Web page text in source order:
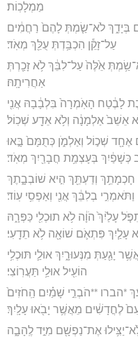
מַמְלָכֽוֹת׃
בְּיָדֵ֑ךְ לֹא־שַׂ֤מְתְּ לָהֶם֙ רַחֲמִ֔ים
עַל־זָקֵ֕ן הִכְבַּ֥דְתְּ עֻלֵּ֖ךְ מְאֹֽד׃
אֵ֙לֶּה֙ עַל־לִבֵּ֔ךְ לֹ֥א זָכַ֖רְתְּ
אַחֲרִיתָֽהּ׃
לָבֶ֔טַח הָאֹֽמְרָה֙ בִּלְבָ֔בָהּ אֲנִ֖י
אֵשֵׁב֙ אַלְמָנָ֔ה וְלֹ֥א אֵדַ֖ע שְׁכֽוֹל׃
אֶחָ֖ד שְׁכ֣וֹל וְאַלְמֹ֑ן כְּתֻמָּם֙ בָּ֣אוּ
כְּשָׁפַ֔יִךְ בְּעָצְמַ֥ת חֲבָרַ֖יִךְ מְאֹֽד׃
חָכְמָתֵ֥ךְ וְדַעְתֵּ֖ךְ הִ֣יא שׁוֹבְבָ֑תֶךְ
וַתֹּאמְרִ֣י בְלִבֵּ֔ךְ אֲנִ֖י וְאַפְסִ֥י עֽוֹד׃
עָלַ֙יִךְ֙ הֹוָ֔ה לֹ֥א תוּכְלִ֖י כַּפְּרָ֑הּ
עָלַ֧יִךְ פִּתְאֹ֛ם שׁוֹאָ֖ה לֹ֥א תֵדָֽעִי׃
יָגַ֖עַתְּ מִנְּעוּרָ֑יִךְ אוּלַ֛י תּוּכְלִ֥י
הוֹעִ֖יל אוּלַ֥י תַּעֲרֽוֹצִי׃
*הברו **הֹבְרֵ֣י שָׁמַ֗יִם הַֽחֹזִים֙
לֶחֳדָשִׁ֔ים מֵאֲשֶׁ֥ר יָבֹ֖אוּ עָלָֽיִךְ׃
אֶת־נַפְשָׁ֖ם מִיַּ֣ד לֶֽהָבָ֑ה